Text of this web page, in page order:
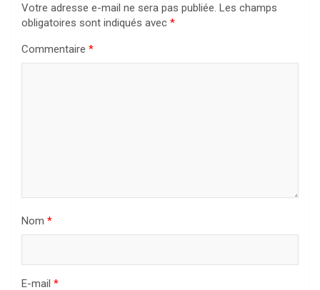
Votre adresse e-mail ne sera pas publiée. Les champs
obligatoires sont indiqués avec *
Commentaire *
Nom *
E-mail *